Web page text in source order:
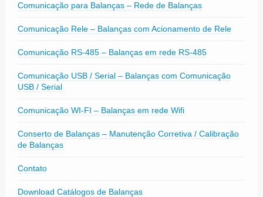
Comunicação para Balanças – Rede de Balanças
Comunicação Rele – Balanças com Acionamento de Rele
Comunicação RS-485 – Balanças em rede RS-485
Comunicação USB / Serial – Balanças com Comunicação
USB / Serial
Comunicação WI-FI – Balanças em rede Wifi
Conserto de Balanças – Manutenção Corretiva / Calibração
de Balanças
Contato
Download Catálogos de Balanças